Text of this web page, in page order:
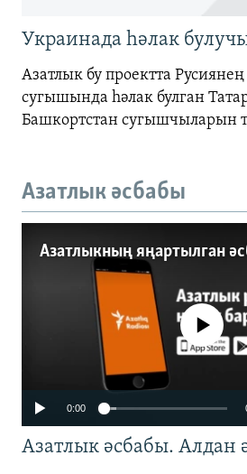
Украинада һәлак
Азатлык бу проектта
сугышында һәлак булган
Башкортстан сугышчыларын
Азатлык әсбабы
No media source
0:00
Азатлык әсбабы. Алдан